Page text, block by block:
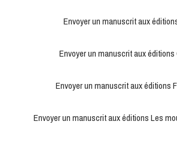
Envoyer un manuscrit aux
Envoyer un manuscrit aux
Envoyer un manuscrit aux éditions
Envoyer un manuscrit aux éditions Les